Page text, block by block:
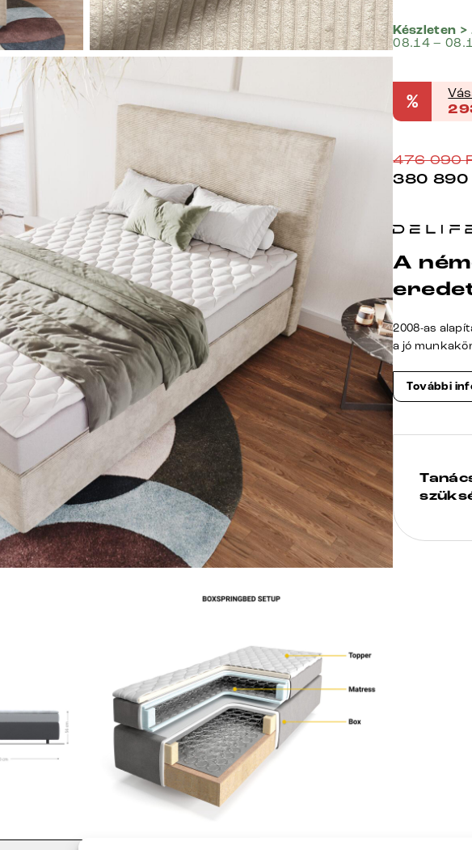
Készleten >
08.14 –
%
476 090
380 890
A
2008-as
a jó
További